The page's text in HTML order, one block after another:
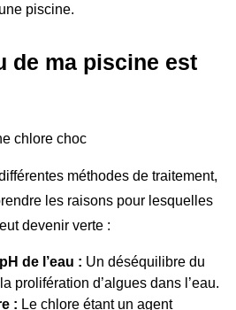
piscine.
de ma piscine est
méthodes de traitement,
les raisons pour lesquelles
devenir verte :
de l’eau : Un déséquilibre du
prolifération d’algues dans l’eau.
: Le chlore étant un agent